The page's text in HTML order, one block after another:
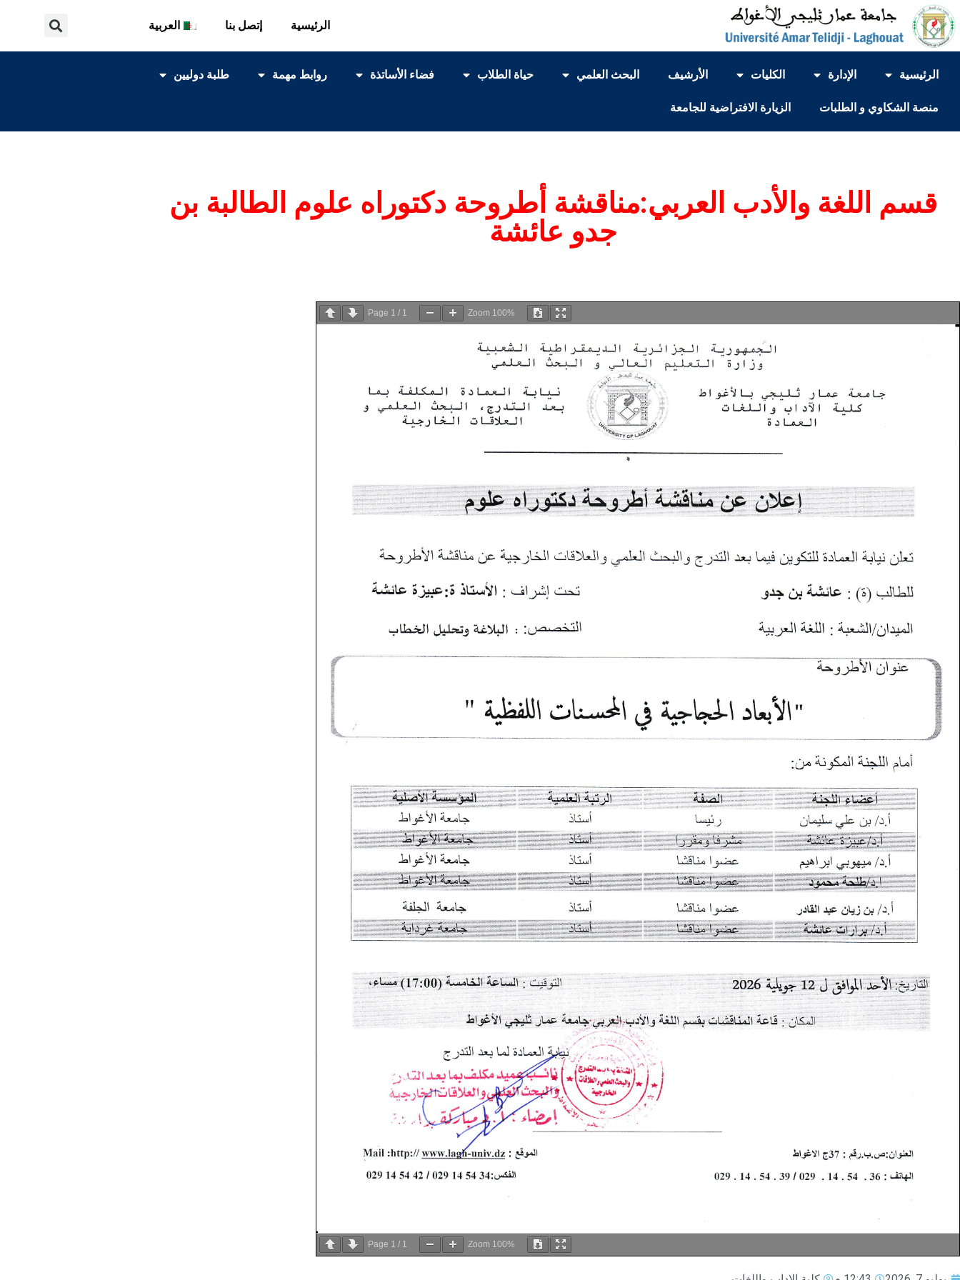
الرئيسية إتصل بنا العربية
الرئيسية الإدارة الكليات الأرشيف البحث العلمي حياة الطلاب فضاء الأساتذة روابط مهمة طلبة دوليين
منصة الشكاوي و الطلبات الزيارة الافتراضية للجامعة
قسم اللغة والأدب العربي:مناقشة أطروحة دكتوراه علوم الطالبة بن
جدو عائشة
Page 1 / 1 Zoom 100%
Page 1 / 1 Zoom 100%